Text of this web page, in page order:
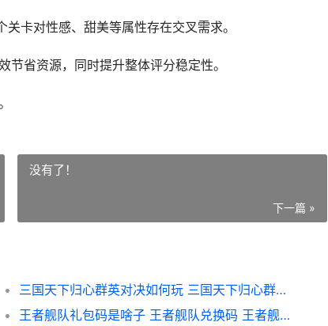
卡对性感、甜美等属性存在交叉需求。
省资源，同时提升整体评分稳定性。
没有了！
下一篇 »
三国天下归心群英对决如何玩 三国天下归心群英对决阵型主推 三国天下归心群英对决如何拿满奖励 三国天下归心游戏
王者舰队礼包码是啥子 王者舰队兑换码 王者舰队礼包码最新